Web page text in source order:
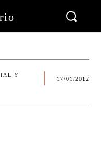
Y
17/01/2012